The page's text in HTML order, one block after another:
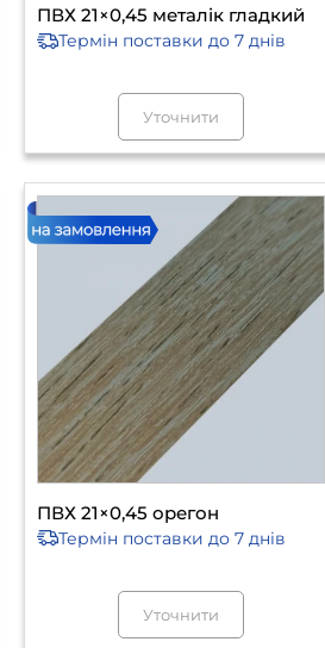
ПВХ 21×0,45 металік гладкий
Термін поставки до 7 днів
Уточнити
ПВХ 21×0,45 орегон
Термін поставки до 7 днів
Уточнити